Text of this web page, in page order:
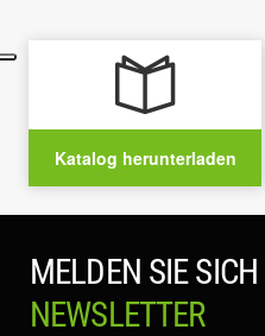
Katalog herunterladen
MELDEN SIE
NEWSLETTER